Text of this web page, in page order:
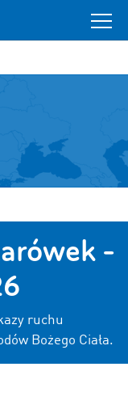
-
ruchu
Bożego Ciała.